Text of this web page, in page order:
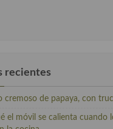
recientes
cremoso de papaya, con
el móvil se calienta cuando